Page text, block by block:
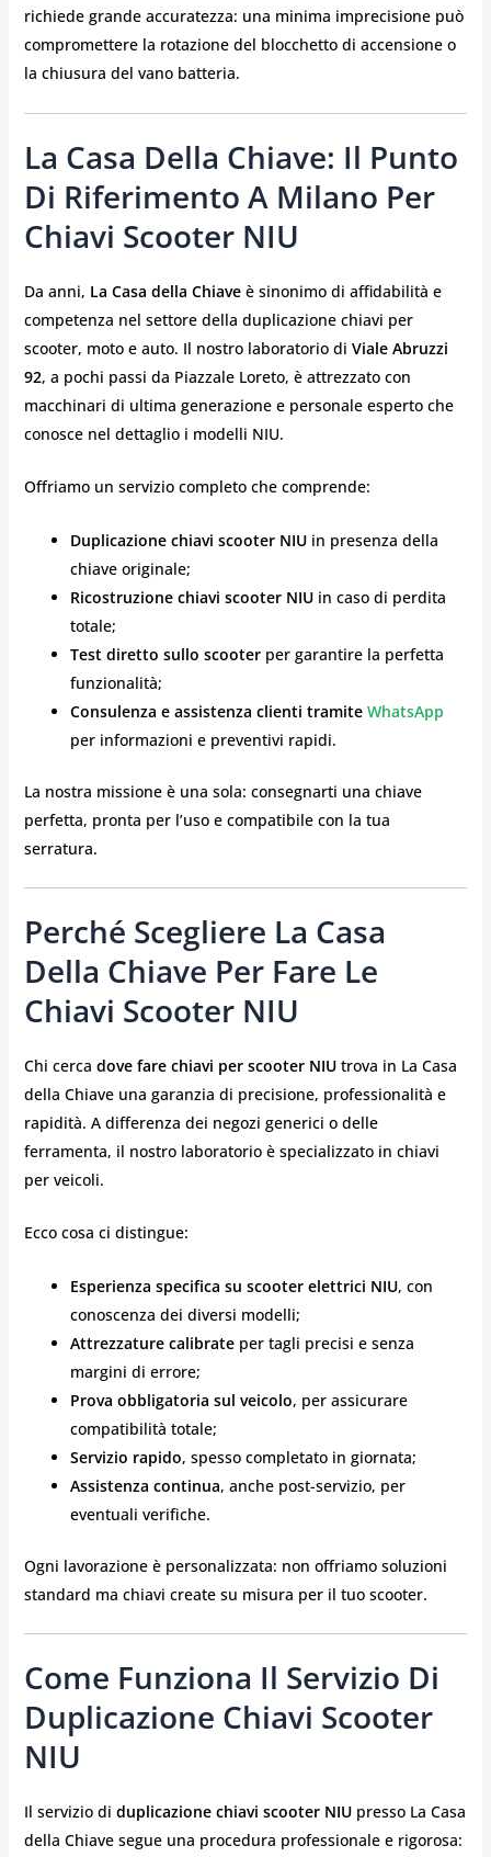
richiede grande accuratezza: una minima imprecisione può
compromettere la rotazione del blocchetto di accensione o
la chiusura del vano batteria.
La Casa Della Chiave: Il Punto
Di Riferimento A Milano Per
Chiavi Scooter NIU
Da anni, La Casa della Chiaveè sinonimo di affidabilità e
competenza nel settore della duplicazione chiavi per
scooter, moto e auto. Il nostro laboratorio di Viale Abruzzi
92, a pochi passi da Piazzale Loreto, è attrezzato con
macchinari di ultima generazione e personale esperto che
conosce nel dettaglio i modelli NIU.
Offriamo un servizio completo che comprende:
Duplicazione chiavi scooter NIUin presenza della
chiave originale;
Ricostruzione chiavi scooter NIUin caso di perdita
totale;
Test diretto sullo scooterper garantire la perfetta
funzionalità;
Consulenza e assistenza clienti tramite WhatsApp
per informazioni e preventivi rapidi.
La nostra missione è una sola: consegnarti una chiave
perfetta, pronta per l’uso e compatibile con la tua
serratura.
Perché Scegliere La Casa
Della Chiave Per Fare Le
Chiavi Scooter NIU
Chi cerca dove fare chiavi per scooter NIUtrova in La Casa
della Chiave una garanzia di precisione, professionalità e
rapidità. A differenza dei negozi generici o delle
ferramenta, il nostro laboratorio è specializzato in chiavi
per veicoli.
Ecco cosa ci distingue:
Esperienza specifica su scooter elettrici NIU, con
conoscenza dei diversi modelli;
Attrezzature calibrateper tagli precisi e senza
margini di errore;
Prova obbligatoria sul veicolo, per assicurare
compatibilità totale;
Servizio rapido, spesso completato in giornata;
Assistenza continua, anche post-servizio, per
eventuali verifiche.
Ogni lavorazione è personalizzata: non offriamo soluzioni
standard ma chiavi create su misura per il tuo scooter.
Come Funziona Il Servizio Di
Duplicazione Chiavi Scooter
NIU
Il servizio di duplicazione chiavi scooter NIUpresso La Casa
della Chiave segue una procedura professionale e rigorosa: